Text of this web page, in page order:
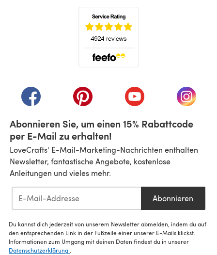
(öffnet sich in einem neuen Tab)
(öffnet sich in einem neuen Tab)
(öffnet sich in einem
(öffnet
Abonnieren Sie, um einen 15% Rabattcode
per E-Mail zu erhalten!
LoveCrafts' E-Mail-Marketing-Nachrichten enthalten
Newsletter, fantastische Angebote, kostenlose
Anleitungen und vieles mehr.
Abonnieren
Du kannst dich jederzeit von unserem Newsletter abmelden, indem du auf
den entsprechenden Link in der Fußzeile einer unserer E-Mails klickst.
Informationen zum Umgang mit deinen Daten findest du in unserer
Datenschutzerklärung